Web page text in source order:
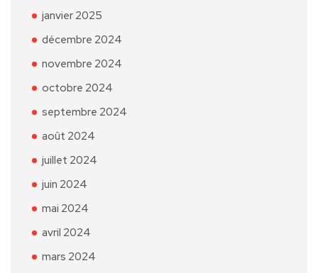
janvier 2025
décembre 2024
novembre 2024
octobre 2024
septembre 2024
août 2024
juillet 2024
juin 2024
mai 2024
avril 2024
mars 2024